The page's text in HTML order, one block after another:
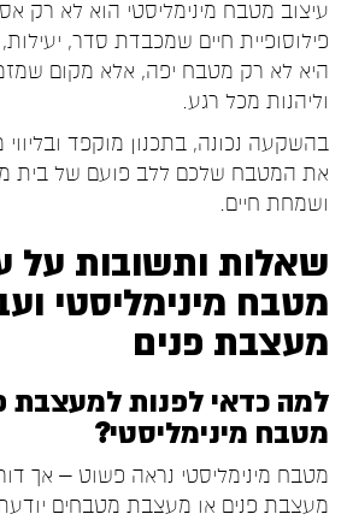
עיצוב מטבח מינימליסטי הוא לא רק
פילוסופיית חיים שמכבדת סדר,
היא לא רק מטבח יפה, אלא מקום
וליהנות מכל רגע.
בהשקעה נכונה, בתכנון מוקפד ובליווי
את המטבח שלכם ללב פועם של בית
ושמחת חיים.
שאלות ותשובות על
מטבח מינימליסטי
מעצבת פנים
למה כדאי לפנות למעצבת
מטבח מינימליסטי?
מטבח מינימליסטי נראה פשוט – אך
מעצבת פנים או מעצבת מטבחים